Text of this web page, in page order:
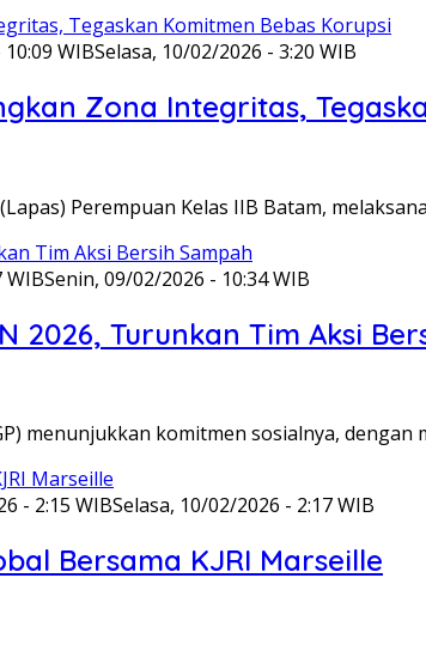
WIBSelasa, 10/02/2026 - 3:20 WIB
Zona Integritas,
Perempuan Kelas IIB Batam,
WIBSenin, 09/02/2026 - 10:34 WIB
2026, Turunkan Tim Aksi
menunjukkan komitmen sosialnya,
- 2:15 WIBSelasa, 10/02/2026 - 2:17 WIB
Bersama KJRI Marseille